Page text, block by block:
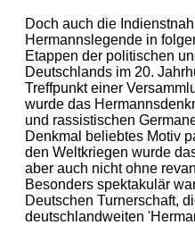
Doch auch die
Hermannslegende in
Etappen der politischen
Deutschlands im 20.
Treffpunkt einer
wurde das
und rassistischen
Denkmal beliebtes Motiv
den Weltkriegen wurde
aber auch nicht ohne
Besonders spektakulär
Deutschen Turnerschaft,
deutschlandweiten